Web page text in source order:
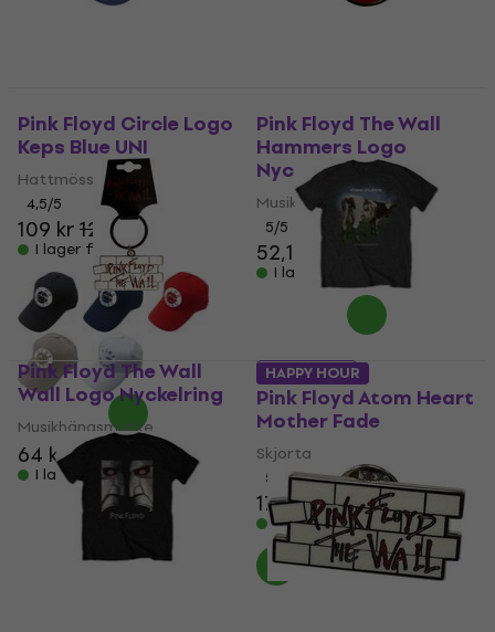
Pink Floyd Circle Logo
Keps Blue UNI
Hattmössa
4,5/5
109 kr123 kr
I lager för E-shop
Pink Floyd The Wall
Hammers Logo
Nyckelring
Musikhängsmycke
5/5
52,10 kr 54,40 kr
I lager för E-shop
Pink Floyd The Wall
Wall Logo Nyckelring
Musikhängsmycke
64 kr
I lager för E-shop
5 varianter
Pink Floyd Atom Heart
Mother Fade
Skjorta
5
178 kr
I lager för E-shop
HAPPY HOUR